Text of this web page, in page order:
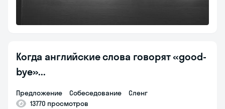
Когда английские слова говорят «good-
bye»...
предложение собеседование
сленг
13770 просмотров